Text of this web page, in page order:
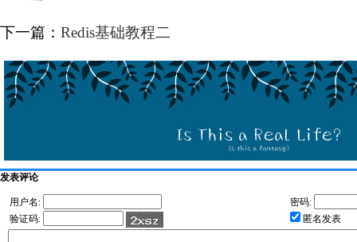
下一篇： Redis基础教程二
发表评论
用户名:
密码:
验证码:
匿名发表